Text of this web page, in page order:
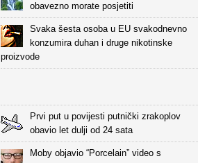
obavezno morate posjetiti
Svaka šesta osoba u EU svakodnevno
konzumira duhan i druge nikotinske
proizvode
Prvi put u povijesti putnički zrakoplov
obavio let dulji od 24 sata
Moby objavio “Porcelain” video s